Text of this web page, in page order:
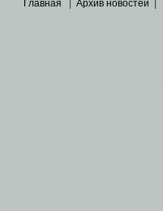
Главная Архив новостей